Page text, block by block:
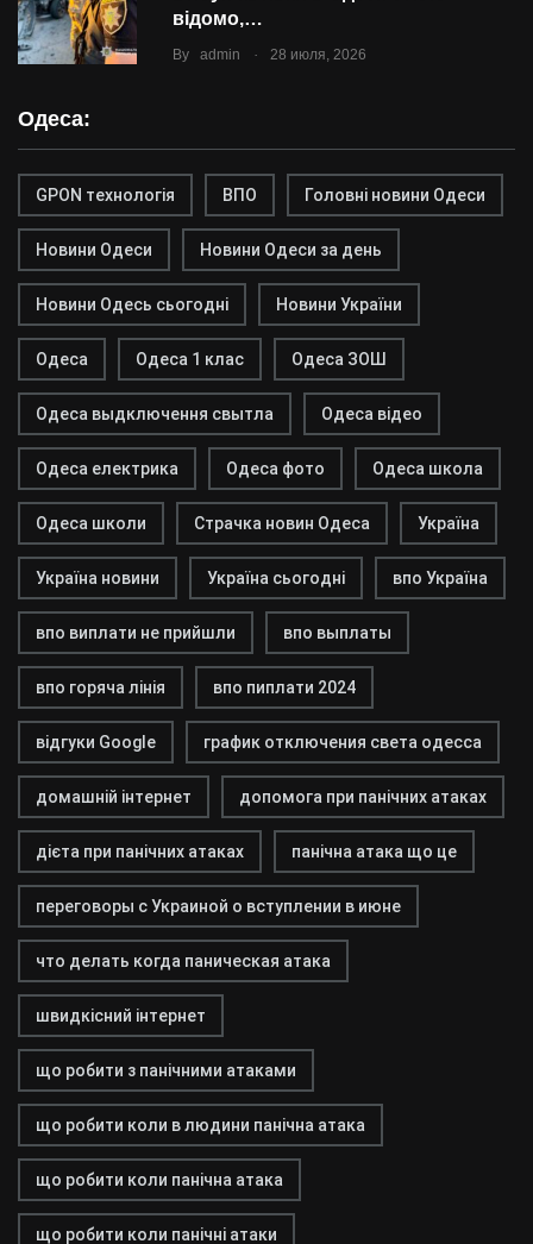
відомо,…
By admin . 28 июля, 2026
Одеса:
GPON технологія ВПО Головні новини Одеси
Новини Одеси Новини Одеси за день
Новини Одесь сьогодні Новини України
Одеса Одеса 1 клас Одеса ЗОШ
Одеса выдключення свытла Одеса відео
Одеса електрика Одеса фото Одеса школа
Одеса школи Страчка новин Одеса Україна
Україна новини Україна сьогодні впо Україна
впо виплати не прийшли впо выплаты
впо горяча лінія впо пиплати 2024
відгуки Google график отключения света одесса
домашній інтернет допомога при панічних атаках
дієта при панічних атаках панічна атака що це
переговоры с Украиной о вступлении в июне
что делать когда паническая атака
швидкісний інтернет
що робити з панічними атаками
що робити коли в людини панічна атака
що робити коли панічна атака
що робити коли панічні атаки